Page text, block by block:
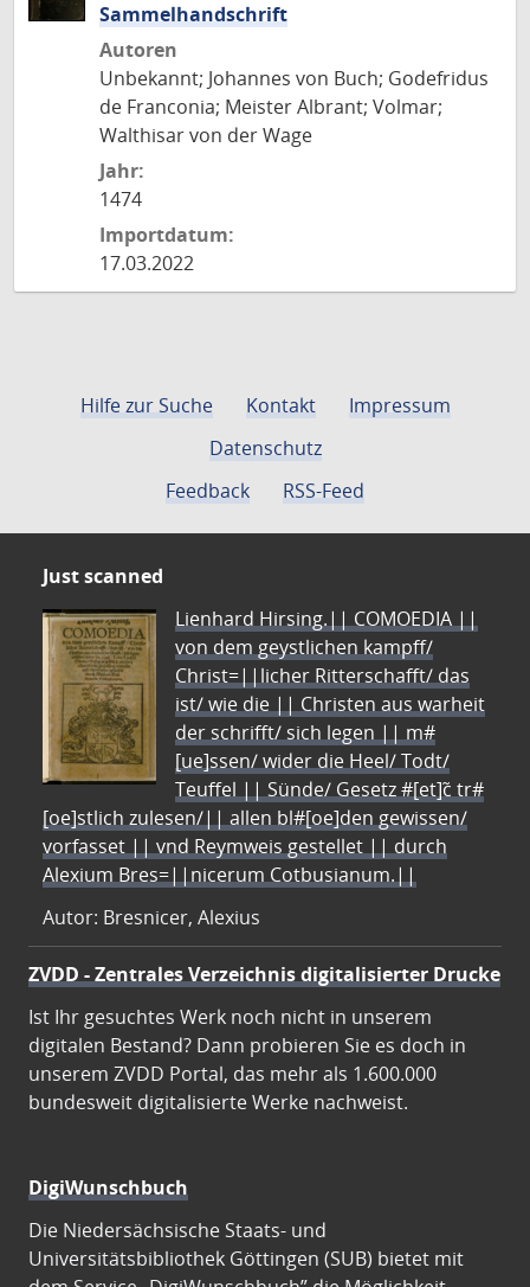
Sammelhandschrift
Autoren
Unbekannt; Johannes von Buch; Godefridus
de Franconia; Meister Albrant; Volmar;
Walthisar von der Wage
Jahr:
1474
Importdatum:
17.03.2022
Hilfe zur Suche Kontakt
Impressum
Datenschutz
Feedback
RSS-Feed
Just scanned
Lienhard Hirsing.|| COMOEDIA ||
von dem geystlichen kampff/
Christ=||licher Ritterschafft/ das
ist/ wie die || Christen aus warheit
der schrifft/ sich legen || m#
[ue]ssen/ wider die Heel/ Todt/
Teuffel || Sünde/ Gesetz #[et]c̃ tr#
[oe]stlich zulesen/|| allen bl#[oe]den gewissen/
vorfasset || vnd Reymweis gestellet || durch
Alexium Bres=||nicerum Cotbusianum.||
Autor: Bresnicer, Alexius
ZVDD - Zentrales Verzeichnis digitalisierter Drucke
Ist Ihr gesuchtes Werk noch nicht in unserem
digitalen Bestand? Dann probieren Sie es doch in
unserem ZVDD Portal, das mehr als 1.600.000
bundesweit digitalisierte Werke nachweist.
DigiWunschbuch
Die Niedersächsische Staats- und
Universitätsbibliothek Göttingen (SUB) bietet mit